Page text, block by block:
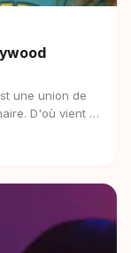
une union de
D'où vient le